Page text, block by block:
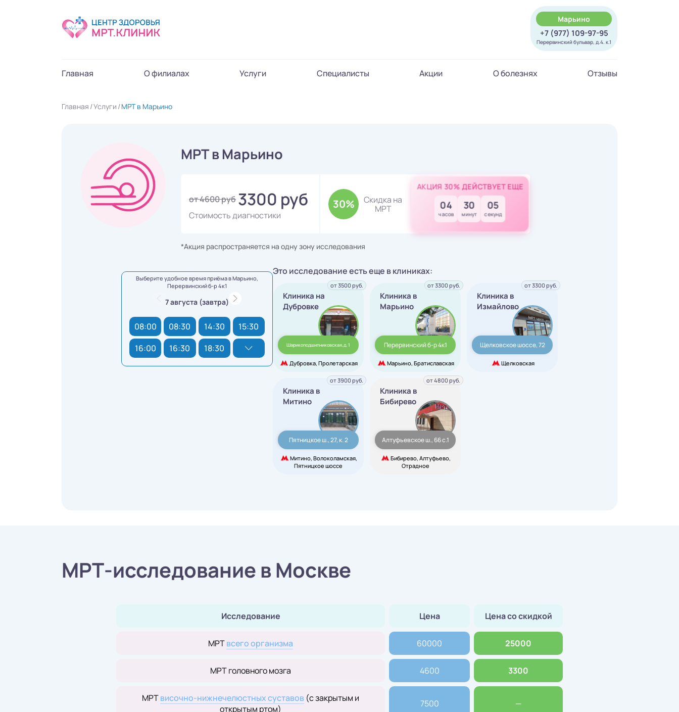
Марьино
+7 (977) 109-97-95
Перервинский бульвар, д.4. к.1
Главная О филиалах Услуги Специалисты Акции О болезнях Отзывы
Главная Услуги МРТ в Марьино
МРТ в Марьино
от 4600 руб 3300 руб
Стоимость диагностики
30%
Скидка на
МРТ
АКЦИЯ 30% ДЕЙСТВУЕТ ЕЩЕ
04
часов
30
минут
04
секунд
*Акция распространяется на одну зону исследования
Выберите удобное время приёма в Марьино,
Перервинский б-р 4к1
7 августа (завтра)
08:00 08:30 14:30
15:30
16:00
16:30 18:30
Это исследование есть еще в клиниках:
Клиника на
Дубровке
Шарикоподшипниковская,д. 1
Дубровка, Пролетарская
от 3500 руб.
Клиника в
Марьино
Перервинский б-р 4к1
Марьино, Братиславская
от 3300 руб.
Клиника в
Измайлово
Щелковское шоссе, 72
Щелковская
от 3300 руб.
Клиника в
Митино
Пятницкое ш., 27, к. 2
Митино, Волоколамская,
Пятницкое шоссе
от 3900 руб.
Клиника в
Бибирево
Алтуфьевское ш., 66 с.1
Бибирево, Алтуфьево,
Отрадное
от 4800 руб.
МРТ-исследование в Москве
Исследование Цена Цена со скидкой
МРТвсего организма 60000 25000
МРТ головного мозга 4600 3300
МРТвисочно-нижнечелюстных суставов (с закрытым и
открытым ртом)
7500 —